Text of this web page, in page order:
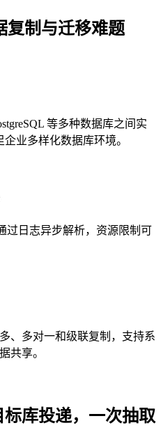
复制与迁移难题
等多种数据库之间实
业多样化数据库环境。
过日志异步解析，资源限制可
、多对一和级联复制，支持系
共享。
库投递，一次抽取